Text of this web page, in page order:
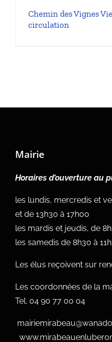
Chemin des Vignes
circulation
Mairie
Horaires d’ouverture au
les lundis, mercredis et
et de 13h30 à 17h00
les mardis et jeudis, de
les samedis de 8h30 à
Les élus reçoivent sur
Les coordonnées de la
Tel. 04 90 77 00 04